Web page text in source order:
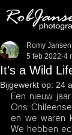
It's a Wild
Romy Jansen
5 feb 2022 4
Bijgewerkt op: 24
Een nieuw
Ons
en we waren
We hebben